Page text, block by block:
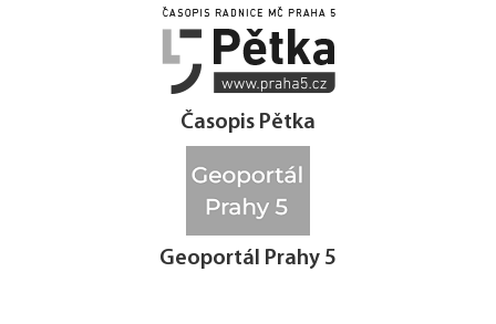
 
Časopis Pětka
Geoportál Prahy 5